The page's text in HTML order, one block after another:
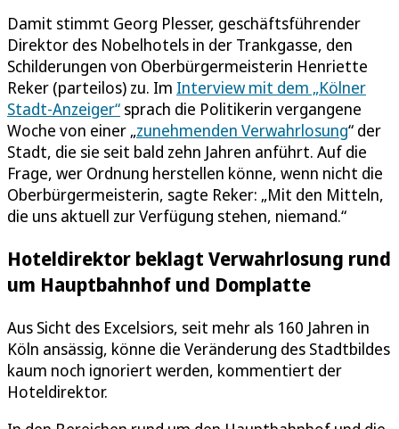
Damit stimmt Georg Plesser, geschäftsführender
Direktor des Nobelhotels in der Trankgasse, den
Schilderungen von Oberbürgermeisterin Henriette
Reker (parteilos) zu. Im Interview mit dem „Kölner
Stadt-Anzeiger“ sprach die Politikerin vergangene
Woche von einer „zunehmenden Verwahrlosung“ der
Stadt, die sie seit bald zehn Jahren anführt. Auf die
Frage, wer Ordnung herstellen könne, wenn nicht die
Oberbürgermeisterin, sagte Reker: „Mit den Mitteln,
die uns aktuell zur Verfügung stehen, niemand.“
Hoteldirektor beklagt Verwahrlosung rund
um Hauptbahnhof und Domplatte
Aus Sicht des Excelsiors, seit mehr als 160 Jahren in
Köln ansässig, könne die Veränderung des Stadtbildes
kaum noch ignoriert werden, kommentiert der
Hoteldirektor.